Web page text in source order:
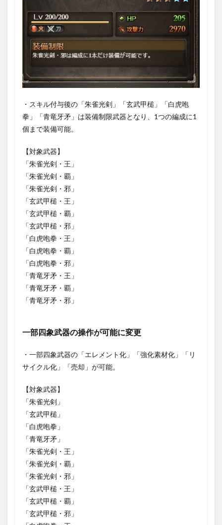
「煌魂
玉」「魂
玉」
1.3.4.3
象金印
1.3.4.5
・「朱
武」「白
竜」印符
1.3.4.6
・四象金
印
1.4
各ク
エス
1.4.1
四象に
挑戦
四象を
1.4.3
「アグ
ニス」
「ネプ
ン」
「ティ
ター
ン」
ュロ
ス」
1.4.4
この蒼
空に聖
めを
1.4.5
HIGH
・スキル付与後の「朱雀光剣」「玄武甲槌」「白虎咆
拳」「青竜牙矛」は装備制限武器となり、1つの編成に1
個まで装備可能。
【対象武器】
「朱雀光剣・王」
「朱雀光剣・覇」
「朱雀光剣・邪」
「玄武甲槌・王」
「玄武甲槌・覇」
「玄武甲槌・邪」
「白虎咆拳・王」
「白虎咆拳・覇」
「白虎咆拳・邪」
「青竜牙矛・王」
「青竜牙矛・覇」
「青竜牙矛・邪」
一部四象武器の操作が可能に変更
・一部四象武器の「エレメント化」「強化素材化」「リ
サイクル化」「売却」が可能。
【対象武器】
「朱雀光剣」
「玄武甲槌」
「白虎咆拳」
「青竜牙矛」
「朱雀光剣・王」
「朱雀光剣・覇」
「朱雀光剣・邪」
「玄武甲槌・王」
「玄武甲槌・覇」
「玄武甲槌・邪」